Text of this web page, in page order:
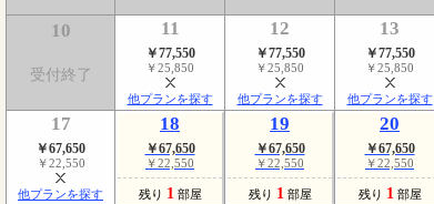
10
受付終了
11
￥77,550
￥25,850
他プランを探す
12
￥77,550
￥25,850
他プランを探す
13
￥77,550
￥25,850
他プランを探す
17
￥67,650
￥22,550
他プランを探す
18
￥67,650
￥22,550
残り 1 部屋
19
￥67,650
￥22,550
残り 1 部屋
20
￥67,650
￥22,550
残り 1 部屋